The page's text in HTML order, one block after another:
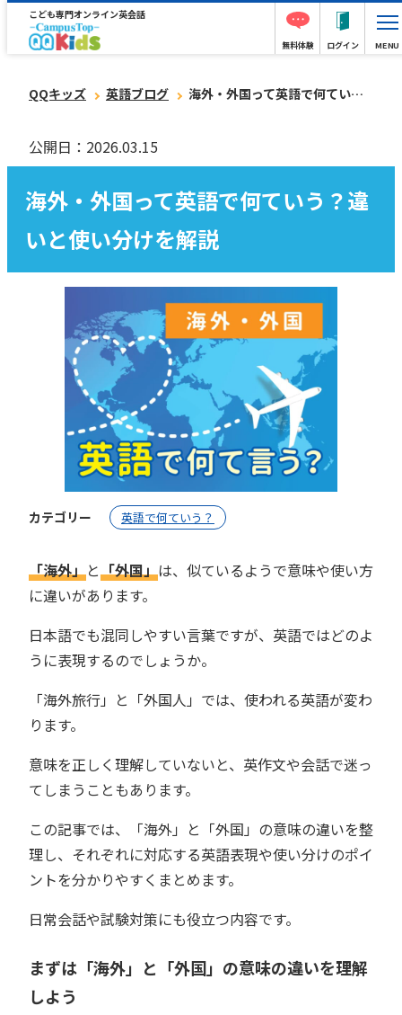
こども専門オンライン英会話
無料体験 ログイン MENU
QQキッズ 英語ブログ 海外・外国って英語で何ていう？違いと使い分けを解説
公開日：2026.03.15
海外・外国って英語で何ていう？違
いと使い分けを解説
カテゴリー 英語で何ていう？
「海外」と「外国」は、似ているようで意味や使い方
に違いがあります。
日本語でも混同しやすい言葉ですが、英語ではどのよ
うに表現するのでしょうか。
「海外旅行」と「外国人」では、使われる英語が変わ
ります。
意味を正しく理解していないと、英作文や会話で迷っ
てしまうこともあります。
この記事では、「海外」と「外国」の意味の違いを整
理し、それぞれに対応する英語表現や使い分けのポイ
ントを分かりやすくまとめます。
日常会話や試験対策にも役立つ内容です。
まずは「海外」と「外国」の意味の違いを理解
しよう